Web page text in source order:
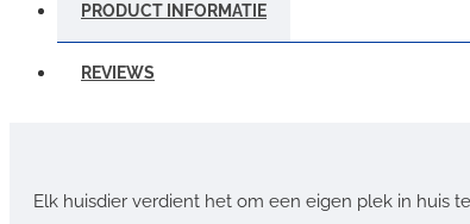
PRODUCT INFORMATIE
REVIEWS
Elk huisdier verdient het om een eigen plek in huis